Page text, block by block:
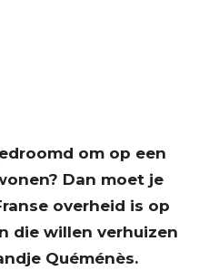
om op een
Dan moet je
overheid is op
die willen verhuizen
Quéménès.